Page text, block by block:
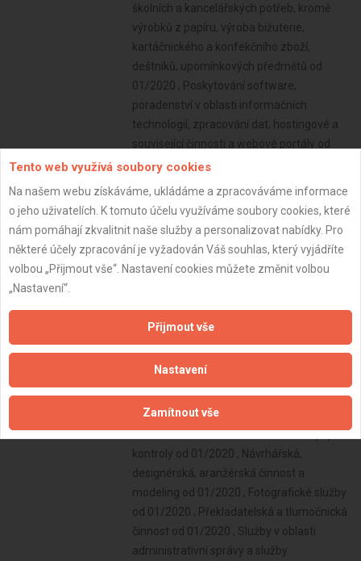
Tento web využívá soubory cookies
Na našem webu získáváme, ukládáme a zpracováváme informace
o jeho uživatelích. K tomuto účelu využíváme soubory cookies, které
nám pomáhají zkvalitnit naše služby a personalizovat nabídky. Pro
některé účely zpracování je vyžadován Váš souhlas, který vyjádříte
volbou „Přijmout vše“. Nastavení cookies můžete změnit volbou
„Nastavení“.
Přijmout vše
Nastavení
Zamítnout vše